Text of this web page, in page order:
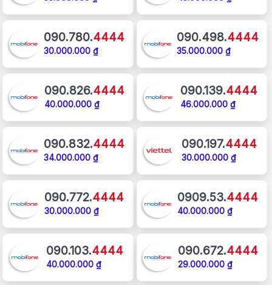
090.780.4444
30.000.000 ₫
090.498.4444
35.000.000 ₫
090.826.4444
40.000.000 ₫
090.139.4444
46.000.000 ₫
090.832.4444
34.000.000 ₫
090.197.4444
30.000.000 ₫
090.772.4444
30.000.000 ₫
0909.53.4444
40.000.000 ₫
090.103.4444
40.000.000 ₫
090.672.4444
29.000.000 ₫